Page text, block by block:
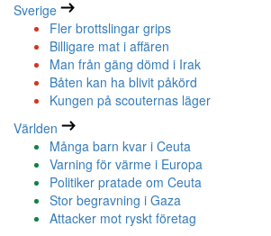
Sverige
Fler brottslingar grips
Billigare mat i affären
Man från gäng dömd i Irak
Båten kan ha blivit påkörd
Kungen på scouternas läger
Världen
Många barn kvar i Ceuta
Varning för värme i Europa
Politiker pratade om Ceuta
Stor begravning i Gaza
Attacker mot ryskt företag